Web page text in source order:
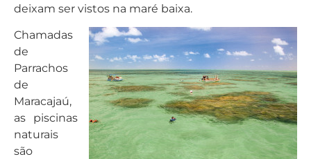
deixam ser vistos na maré baixa.
Chamadas
de
Parrachos
de
Maracajaú,
as piscinas
naturais
são